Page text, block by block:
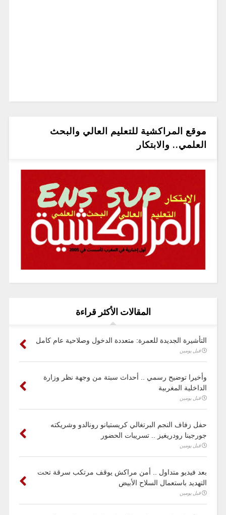
موقع المراكشية للتعليم العالي والبحث
العلمي.. والابتكار
المقالات الأكثر قراءة
التأشيرة الجديدة للعمرة: متعددة الدخول وصلاحية عام كامل
قبل يومين
وأخيرا توضيح رسمي .. أحداث سبتة من وجهة نظر وزارة
الداخلية المغربية
قبل يومين
حفل زفاف النجم البرتغالي كريستيانو رونالدو وشريكته
جورجينا رودريغيز .. تسريبات الحضور
قبل يومين
بعد فيديو متداول .. أمن مراكش يوقف مرتكب سرقة تحت
التهديد باستعمال السلاح الأبيض
قبل يومين